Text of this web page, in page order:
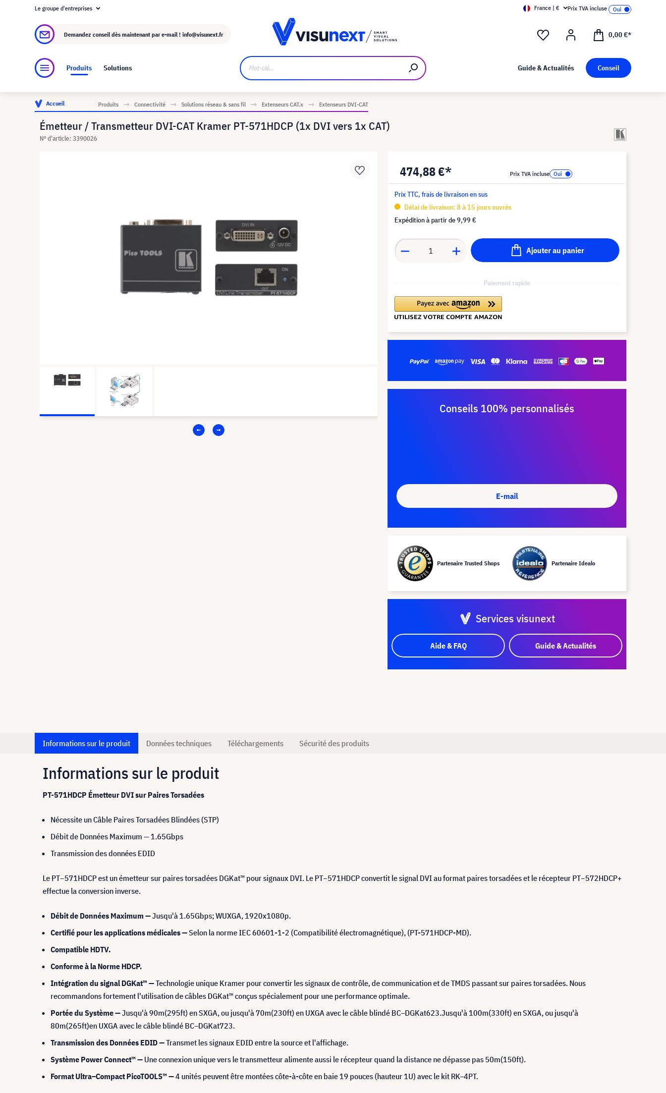
À propos de visunext.fr
Le groupe d'entreprises France | € Prix TVA incluse
Demandez conseil dès maintenant par e-mail ! info@visunext.fr 0,00 €*
Produits Solutions Guide & Actualités Conseil
Accueil Produits Connectivité Solutions réseau & sans fil Extenseurs CAT.x Extenseurs DVI-CAT
Émetteur / Transmetteur DVI-CAT Kramer PT-571HDCP (1x DVI vers 1x CAT)
N° d'article: 3390026
474,88 €* Prix TVA incluse
Prix TTC, frais de livraison en sus
Délai de livraison: 8 à 15 jours ouvrés
Expédition à partir de9,99 €
Ajouter au panier
Paiement rapide
Conseils 100% personnalisés
E-mail
Partenaire Trusted Shops Partenaire Idealo
Services visunext
Aide & FAQ Guide & Actualités
Informations sur le produit Données techniques Téléchargements Sécurité des produits
Informations sur le produit
PT-571HDCP Émetteur DVI sur Paires Torsadées
Nécessite un Câble Paires Torsadées Blindées (STP)
Débit de Données Maximum — 1.65Gbps
Transmission des données EDID
Le PT−571HDCP est un émetteur sur paires torsadées DGKat™ pour signaux DVI. Le PT−571HDCP convertit le signal DVI au format paires torsadées et le récepteur PT−572HDCP+
effectue la conversion inverse.
Débit de Données Maximum —Jusqu'à 1.65Gbps; WUXGA, 1920x1080p.
Certifié pour les applications médicales —Selon la norme IEC 60601-1-2 (Compatibilité électromagnétique), (PT-571HDCP-MD).
Compatible HDTV.
Conforme à la Norme HDCP.
Intégration du signal DGKat™ —Technologie unique Kramer pour convertir les signaux de contrôle, de communication et de TMDS passant sur paires torsadées. Nous
recommandons fortement l'utilisation de câbles DGKat™ conçus spécialement pour une performance optimale.
Portée du Système —Jusqu'à 90m(295ft) en SXGA, ou jusqu'à 70m(230ft) en UXGA avec le câble blindé BC–DGKat623.Jusqu'à 100m(330ft) en SXGA, ou jusqu'à
80m(265ft)en UXGA avec le câble blindé BC–DGKat723.
Transmission des Données EDID —Transmet les signaux EDID entre la source et l'affichage.
Système Power Connect™ — Une connexion unique vers le transmetteur alimente aussi le récepteur quand la distance ne dépasse pas 50m(150ft).
Format Ultra–Compact PicoTOOLS™ —4 unités peuvent être montées côte-à-côte en baie 19 pouces (hauteur 1U) avec le kit RK–4PT.